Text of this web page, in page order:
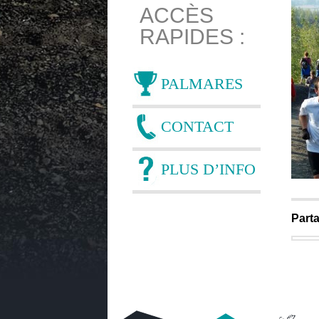
ACCÈS
RAPIDES :
PALMARES
CONTACT
PLUS D’INFO